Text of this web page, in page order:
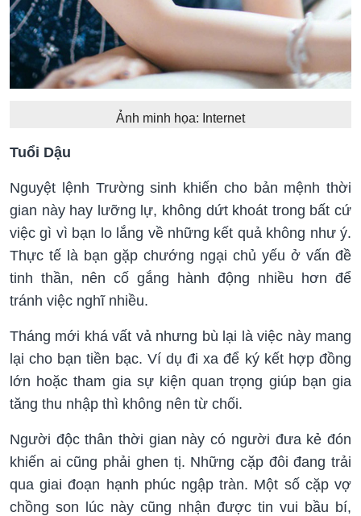
Ảnh minh họa: Internet
Tuổi Dậu
Nguyệt lệnh Trường sinh khiến cho bản mệnh thời
gian này hay lưỡng lự, không dứt khoát trong bất cứ
việc gì vì bạn lo lắng về những kết quả không như ý.
Thực tế là bạn gặp chướng ngại chủ yếu ở vấn đề
tinh thần, nên cố gắng hành động nhiều hơn để
tránh việc nghĩ nhiều.
Tháng mới khá vất vả nhưng bù lại là việc này mang
lại cho bạn tiền bạc. Ví dụ đi xa để ký kết hợp đồng
lớn hoặc tham gia sự kiện quan trọng giúp bạn gia
tăng thu nhập thì không nên từ chối.
Người độc thân thời gian này có người đưa kẻ đón
khiến ai cũng phải ghen tị. Những cặp đôi đang trải
qua giai đoạn hạnh phúc ngập tràn. Một số cặp vợ
chồng son lúc này cũng nhận được tin vui bầu bí,